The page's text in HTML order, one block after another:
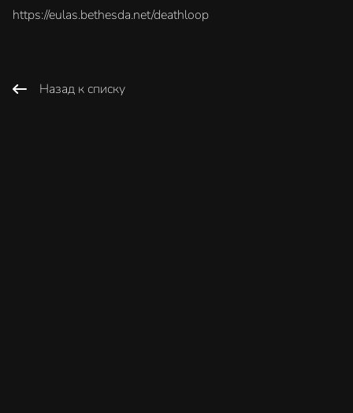
https://eulas.bethesda.net/deathloop
Назад к списку